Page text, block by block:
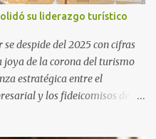
su liderazgo turístico
despide del 2025 con cifras
joya de la corona del turismo
estratégica entre el
y los fideicomisos de